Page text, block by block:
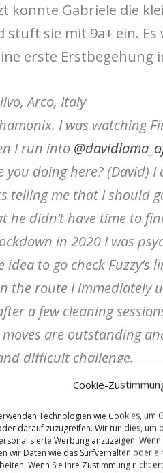
Cookie-
Technologien wie Cookies, um
darauf zuzugreifen. Wir tun dies, um
Werbung anzuzeigen.
wir Daten wie das Surfverhalten oder
Wenn Sie Ihre Zustimmung nicht
konnte Gabriele die
sie mit 9a+ ein.
erste Erstbegehung
Arco, Italy
I was watching
I run into
you doing here? (David)
telling me that I should
he didn’t have time to
in 2020 I was
to go check Fuzzy’s
the route I immediately
a few cleaning
are outstanding
difficult challenge.
that you can feel the
on this project had alot
almost two seasons.
lots of days and